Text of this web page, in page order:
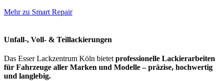
Mehr zu Smart Repair
Unfall-, Voll- & Teillackierungen
Das Esser Lackzentrum Köln bietetprofessionelle Lackierarbeiten
für Fahrzeuge aller Marken und Modelle – präzise, hochwertig
und langlebig.